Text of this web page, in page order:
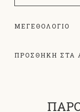
ΜΕΓΕΘΟΛΌΓΙΟ
ΠΡΟΣΘΗΚΗ ΣΤΑ